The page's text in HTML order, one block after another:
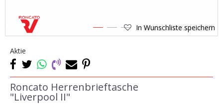
1 2 3 In Wunschliste speichern
Aktie
Roncato Herrenbrieftasche
"Liverpool II"